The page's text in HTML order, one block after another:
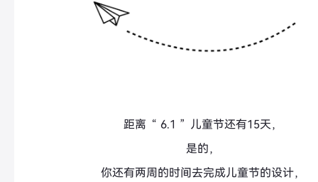
距离“ 6.1 ”儿童节还有15天，
是的，
你还有两周的时间去完成儿童节的设计，